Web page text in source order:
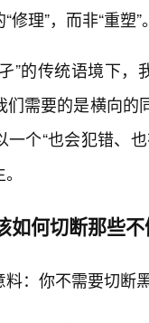
修理”，而非“重
”的传统语境下
们需要的是横向
一个“也会犯错、
如何切断那些
料：你不需要切断